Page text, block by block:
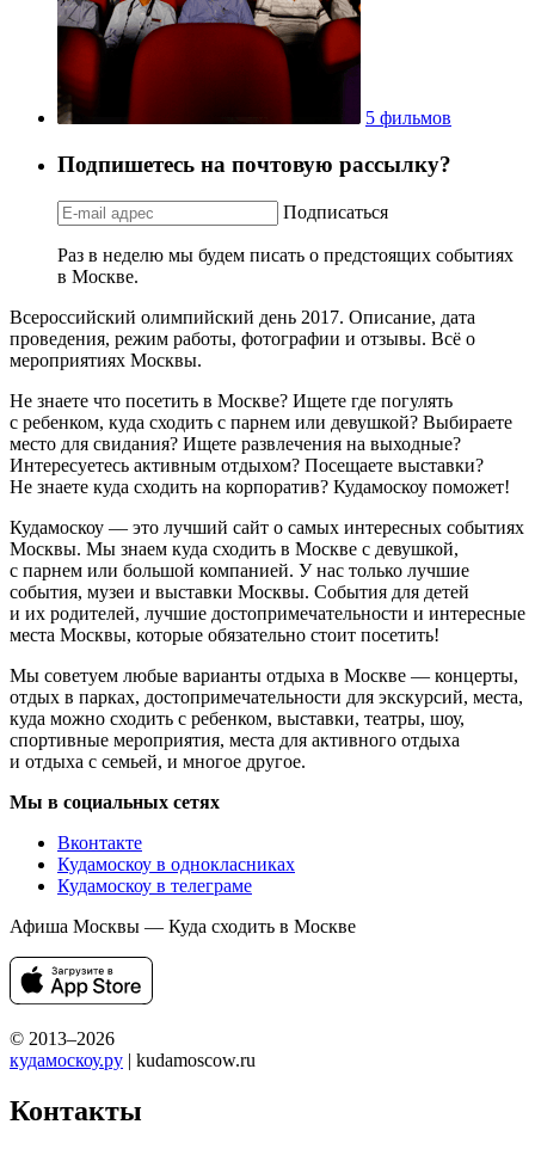
5 фильмов
Подпишетесь на почтовую рассылку?
Подписаться
Раз в неделю мы будем писать о предстоящих событиях
в Москве.
Всероссийский олимпийский день 2017. Описание, дата
проведения, режим работы, фотографии и отзывы. Всё о
мероприятиях Москвы.
Не знаете что посетить в Москве? Ищете где погулять
с ребенком, куда сходить с парнем или девушкой? Выбираете
место для свидания? Ищете развлечения на выходные?
Интересуетесь активным отдыхом? Посещаете выставки?
Не знаете куда сходить на корпоратив? Кудамоскоу поможет!
Кудамоскоу — это лучший сайт о самых интересных событиях
Москвы. Мы знаем куда сходить в Москве с девушкой,
с парнем или большой компанией. У нас только лучшие
события, музеи и выставки Москвы. События для детей
и их родителей, лучшие достопримечательности и интересные
места Москвы, которые обязательно стоит посетить!
Мы советуем любые варианты отдыха в Москве — концерты,
отдых в парках, достопримечательности для экскурсий, места,
куда можно сходить с ребенком, выставки, театры, шоу,
спортивные мероприятия, места для активного отдыха
и отдыха с семьей, и многое другое.
Мы в социальных сетях
Вконтакте
Кудамоскоу в однокласниках
Кудамоскоу в телеграме
Афиша Москвы — Куда сходить в Москве
© 2013–2026
кудамоскоу.ру | kudamoscow.ru
Контакты